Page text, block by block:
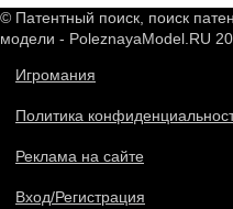
© Патентный поиск, поиск
модели - PoleznayaModel.RU
Игромания
Политика
Реклама на сайте
Вход/Регистрация